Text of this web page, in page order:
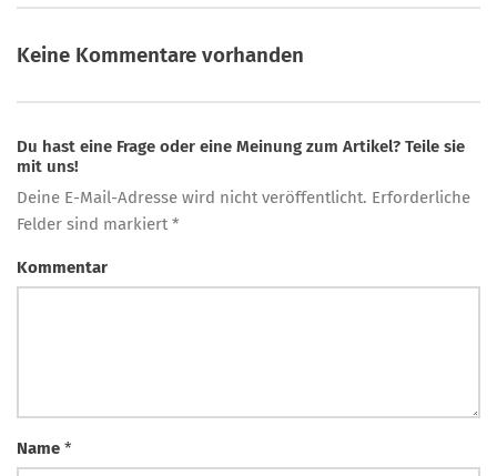
Keine Kommentare vorhanden
Du hast eine Frage oder eine Meinung zum Artikel? Teile sie
mit uns!
Deine E-Mail-Adresse wird nicht veröffentlicht. Erforderliche
Felder sind markiert *
Kommentar
Name *